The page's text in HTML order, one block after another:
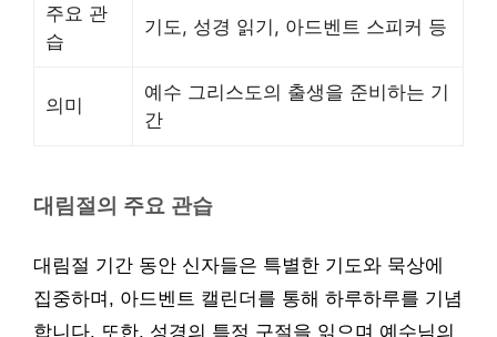
주요 관
습
기도, 성경 읽기, 아드벤트 스피커 등
의미
예수 그리스도의 출생을 준비하는 기
간
대림절의 주요 관습
대림절 기간 동안 신자들은 특별한 기도와 묵상에
집중하며, 아드벤트 캘린더를 통해 하루하루를 기념
합니다. 또한, 성경의 특정 구절을 읽으며 예수님의